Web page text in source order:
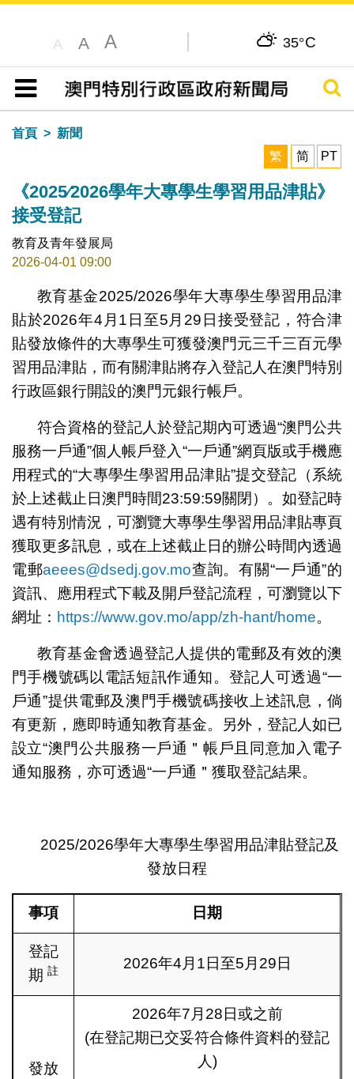
A A A 35°C
目錄
搜尋
首頁
新聞
繁
简 PT
《2025∕2026學年大專學生學習用品津貼》
接受登記
教育及青年發展局
2026-04-01 09:00
教育基金2025/2026學年大專學生學習用品津
貼於2026年4月1日至5月29日接受登記，符合津
貼發放條件的大專學生可獲發澳門元三千三百元學
習用品津貼，而有關津貼將存入登記人在澳門特別
行政區銀行開設的澳門元銀行帳戶。
符合資格的登記人於登記期內可透過“澳門公共
服務一戶通”個人帳戶登入“一戶通”網頁版或手機應
用程式的“大專學生學習用品津貼”提交登記（系統
於上述截止日澳門時間23:59:59關閉）。如登記時
遇有特別情況，可瀏覽大專學生學習用品津貼專頁
獲取更多訊息，或在上述截止日的辦公時間內透過
電郵aeees@dsedj.gov.mo查詢。有關“一戶通”的
資訊、應用程式下載及開戶登記流程，可瀏覽以下
網址： https://www.gov.mo/app/zh-hant/home。
教育基金會透過登記人提供的電郵及有效的澳
門手機號碼以電話短訊作通知。登記人可透過“一
戶通”提供電郵及澳門手機號碼接收上述訊息，倘
有更新，應即時通知教育基金。另外，登記人如已
設立“澳門公共服務一戶通＂帳戶且同意加入電子
通知服務，亦可透過“一戶通＂獲取登記結果。
2025/2026學年大專學生學習用品津貼登記及
發放日程
事項 日期
登記
期註 2026年4月1日至5月29日
發放
2026年7月28日或之前
(在登記期已交妥符合條件資料的登記
人)